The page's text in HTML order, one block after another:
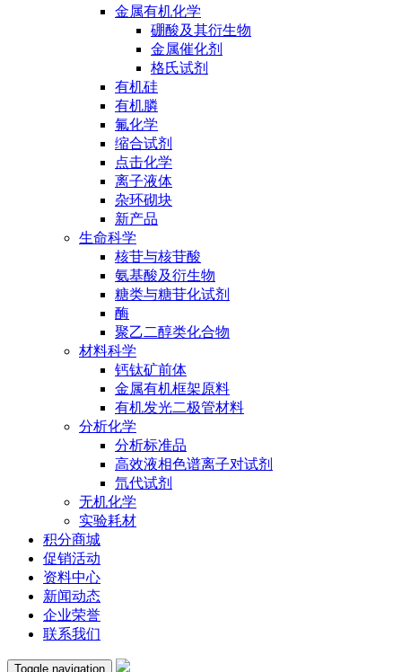
金属有机化学
硼酸及其衍生物
金属催化剂
格氏试剂
有机硅
有机膦
氟化学
缩合试剂
点击化学
离子液体
杂环砌块
新产品
生命科学
核苷与核苷酸
氨基酸及衍生物
糖类与糖苷化试剂
酶
聚乙二醇类化合物
材料科学
钙钛矿前体
金属有机框架原料
有机发光二极管材料
分析化学
分析标准品
高效液相色谱离子对试剂
氘代试剂
无机化学
实验耗材
积分商城
促销活动
资料中心
新闻动态
企业荣誉
联系我们
Toggle navigation